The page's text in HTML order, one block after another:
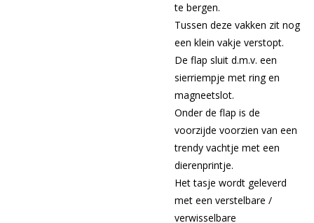
te bergen.
Tussen deze vakken zit nog
een klein vakje verstopt.
De flap sluit d.m.v. een
sierriempje met ring en
magneetslot.
Onder de flap is de
voorzijde voorzien van een
trendy vachtje met een
dierenprintje.
Het tasje wordt geleverd
met een verstelbare /
verwisselbare